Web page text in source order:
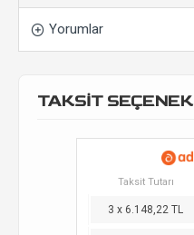
Yorumlar
TAKSİT
Taksit Tutarı
3 x 6.148,22 TL